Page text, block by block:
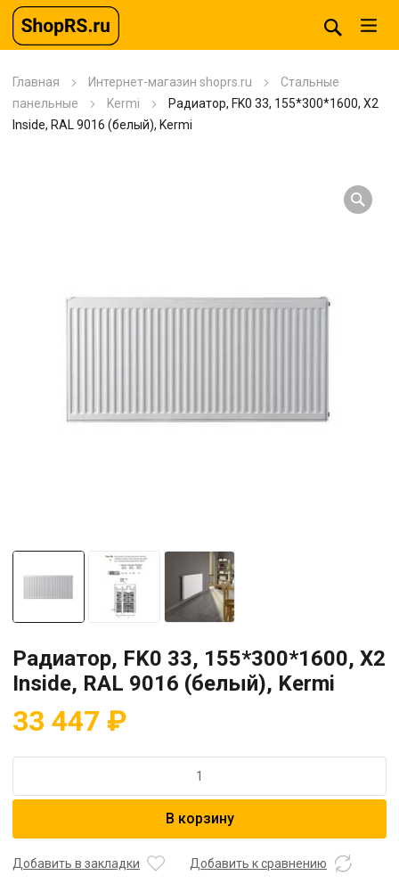
Главная Интернет-магазин shoprs.ru
Стальные
панельные
Kermi
Радиатор, FK0 33, 155*300*1600, X2
Inside, RAL 9016 (белый), Kermi
Радиатор, FK0 33, 155*300*1600, X2
Inside, RAL 9016 (белый), Kermi
33 447 ₽
Радиатор,
155*300*1600,
В корзину
Добавить в закладки Добавить к сравнению